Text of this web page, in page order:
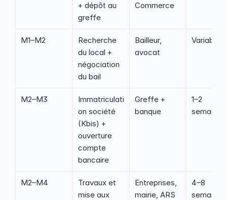
+ dépôt au
greffe
Commerce
M1–M2
Recherche
du local +
négociation
du bail
Bailleur,
avocat
Variable
M2–M3
Immatriculati
on société
(Kbis) +
ouverture
compte
bancaire
Greffe +
banque
1–2
semaines
M2–M4
Travaux et
mise aux
Entreprises,
mairie, ARS
4–8
semaines